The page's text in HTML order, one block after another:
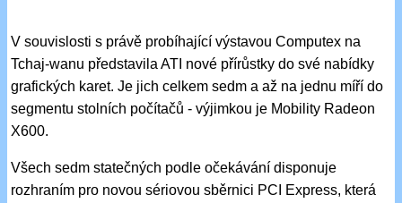
V souvislosti s právě probíhající výstavou Computex na
Tchaj-wanu představila ATI nové přírůstky do své nabídky
grafických karet. Je jich celkem sedm a až na jednu míří do
segmentu stolních počítačů - výjimkou je Mobility Radeon
X600.
Všech sedm statečných podle očekávání disponuje
rozhraním pro novou sériovou sběrnici PCI Express, která